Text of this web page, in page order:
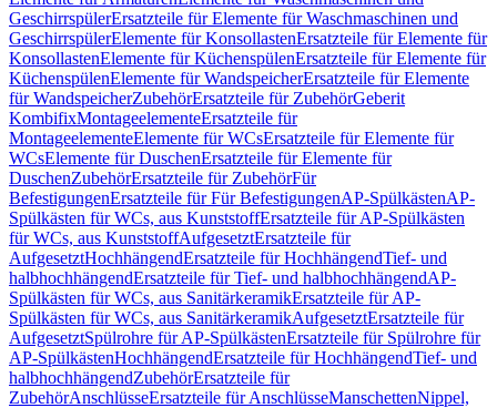
GeschirrspülerErsatzteile für Elemente für Waschmaschinen und
GeschirrspülerElemente für KonsollastenErsatzteile für Elemente für
KonsollastenElemente für KüchenspülenErsatzteile für Elemente für
KüchenspülenElemente für WandspeicherErsatzteile für Elemente
für WandspeicherZubehörErsatzteile für ZubehörGeberit
KombifixMontageelementeErsatzteile für
MontageelementeElemente für WCsErsatzteile für Elemente für
WCsElemente für DuschenErsatzteile für Elemente für
DuschenZubehörErsatzteile für ZubehörFür
BefestigungenErsatzteile für Für BefestigungenAP-SpülkästenAP-
Spülkästen für WCs, aus KunststoffErsatzteile für AP-Spülkästen
für WCs, aus KunststoffAufgesetztErsatzteile für
AufgesetztHochhängendErsatzteile für HochhängendTief- und
halbhochhängendErsatzteile für Tief- und halbhochhängendAP-
Spülkästen für WCs, aus SanitärkeramikErsatzteile für AP-
Spülkästen für WCs, aus SanitärkeramikAufgesetztErsatzteile für
AufgesetztSpülrohre für AP-SpülkästenErsatzteile für Spülrohre für
AP-SpülkästenHochhängendErsatzteile für HochhängendTief- und
halbhochhängendZubehörErsatzteile für
ZubehörAnschlüsseErsatzteile für AnschlüsseManschettenNippel,